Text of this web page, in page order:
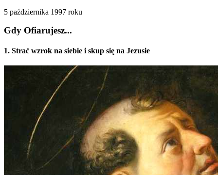
5 października 1997 roku
Gdy Ofiarujesz...
1. Strać wzrok na siebie i skup się na Jezusie